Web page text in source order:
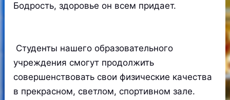
Бодрость, здоровье он всем придает.
Студенты нашего образовательного
учреждения смогут продолжить
совершенствовать свои физические качества
в прекрасном, светлом, спортивном зале.